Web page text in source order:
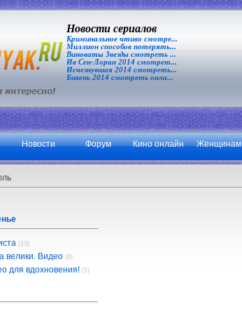
Новости сериалов
Криминальное чтиво смотре...
Миллион способов потерять...
Виноваты Звезды смотреть ...
Ив Сен-Лоран 2014 смотрет...
Исчезнувшая 2014 смотреть...
Бивень 2014 смотреть онла...
Новости Форум Кино онлайн Женщинам
(13)
велики. Видео (6)
для вдохновения! (5)